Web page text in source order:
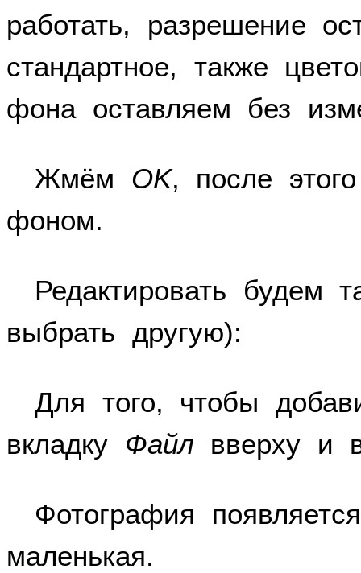
работать, разрешение
стандартное, также
фона оставляем без
Жмём OK, после
фоном.
Редактировать будем
выбрать другую):
Для того, чтобы
вкладку Файл вверху и
Фотография
маленькая.